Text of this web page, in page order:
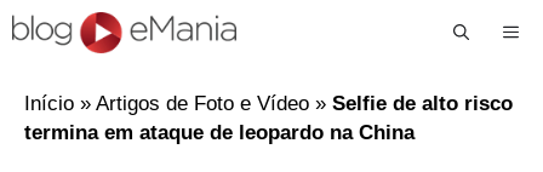
Início » Artigos de Foto e Vídeo » Selfie de alto risco
termina em ataque de leopardo na China